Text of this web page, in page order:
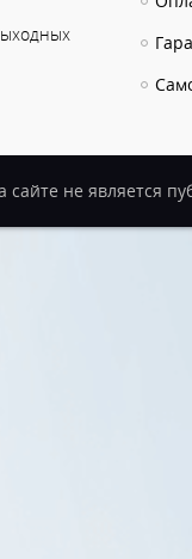
не является